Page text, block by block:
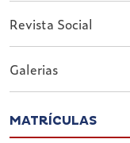
Revista Social
Galerias
MATRÍCULAS